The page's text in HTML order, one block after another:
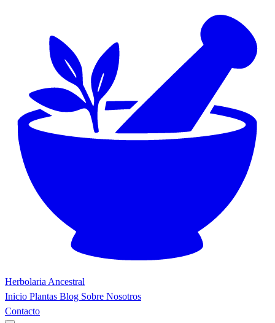
Herbolaria Ancestral
Inicio Plantas Blog Sobre Nosotros
Contacto